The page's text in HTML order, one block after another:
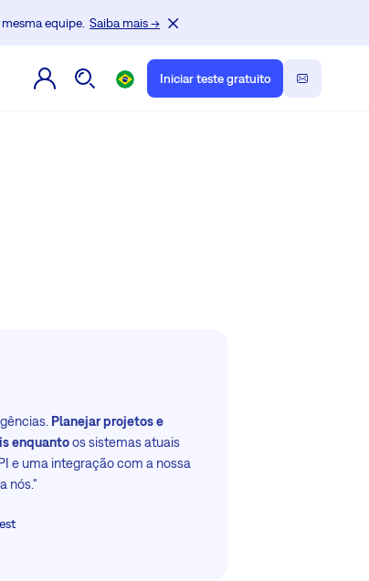
equipe. Saiba mais →
Iniciar teste gratuito
Planejar projetos e
enquantoos sistemas atuais
e uma integração com a nossa
nós."